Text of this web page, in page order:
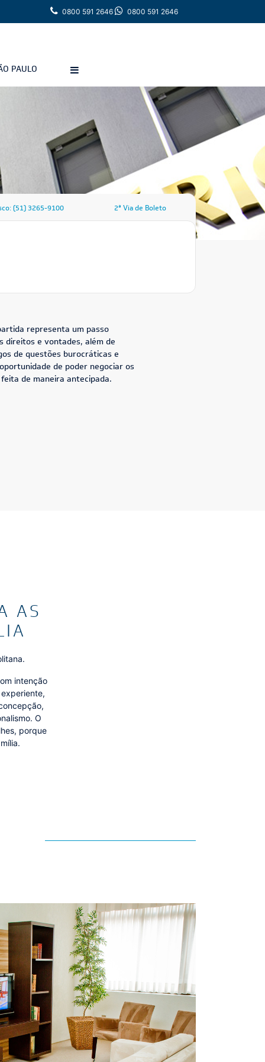
0800 591 2646 0800 591 2646
PAULO
(51) 3265-9100 2ª Via de Boleto
representa um passo
direitos e vontades, além de
de questões burocráticas e
de poder negociar os
de maneira antecipada.
AS
intenção
O
porque